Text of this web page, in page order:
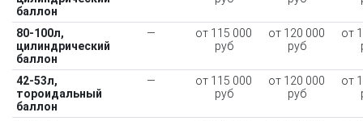
баллон
80-100л,
цилиндрический
баллон
—
от 115 000
руб
от 120 000
руб
от
42-53л,
тороидальный
баллон
—
от 115 000
руб
от 120 000
руб
от